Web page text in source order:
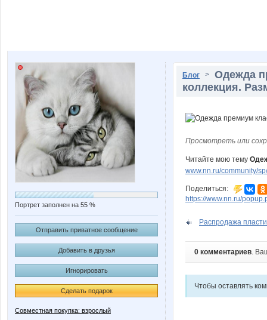
Портрет заполнен на 55 %
Отправить приватное сообщение
Добавить в друзья
Игнорировать
Сделать подарок
Совместная покупка: взрослый
Блог > Одежда
коллекция.
Просмотреть или
Читайте мою тему
www.nn.ru/community/
Поделиться:
https://www.nn.ru/
Распродажа
0 комментариев.
Чтобы оставлять